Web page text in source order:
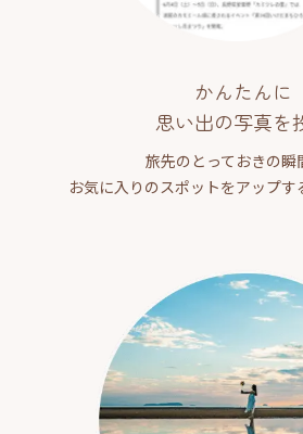
かんたんに
思い出の写真を
旅先のとっておきの瞬
お気に入りのスポットをアップす